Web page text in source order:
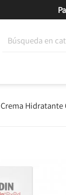
Crema Hidratante